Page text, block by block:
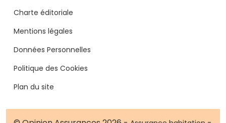
Charte éditoriale
Mentions légales
Données Personnelles
Politique des Cookies
Plan du site